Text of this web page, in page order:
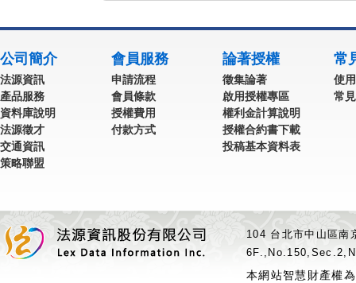
公司簡介
法源資訊
產品服務
資料庫說明
法源徵才
交通資訊
策略聯盟
會員服務
申請流程
會員條款
授權費用
付款方式
論著授權
徵集論著
啟用授權專區
權利金計算說明
授權合約書下載
投稿基本資料表
常
使
常
104 台北市中山區
本網站智慧財產權